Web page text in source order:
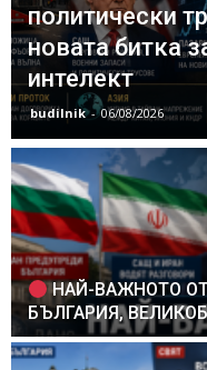
политически
новата битка
интелект
budilnik - 06/08/2026
НАЙ-ВАЖНОТО
БЪЛГАРИЯ,